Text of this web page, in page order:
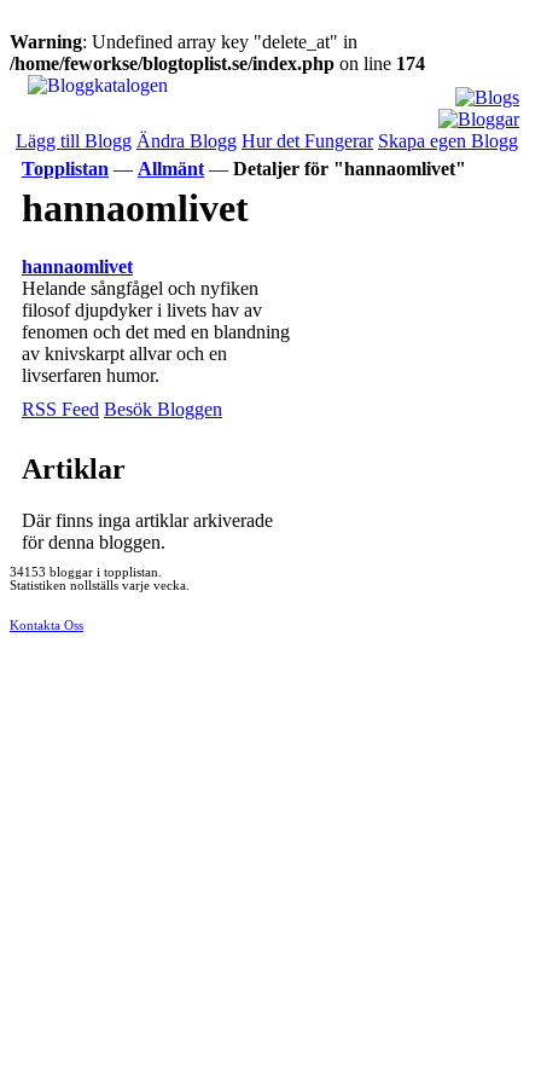
Warning: Undefined array key "delete_at" in
/home/feworkse/blogtoplist.se/index.php on line 174
Lägg till Blogg Ändra Blogg Hur det Fungerar Skapa egen Blogg
Topplistan — Allmänt — Detaljer för "hannaomlivet"
hannaomlivet
hannaomlivet
Helande sångfågel och nyfiken
filosof djupdyker i livets hav av
fenomen och det med en blandning
av knivskarpt allvar och en
livserfaren humor.
RSS Feed Besök Bloggen
Artiklar
Där finns inga artiklar arkiverade
för denna bloggen.
34153 bloggar i topplistan.
Statistiken nollställs varje vecka.
Kontakta Oss